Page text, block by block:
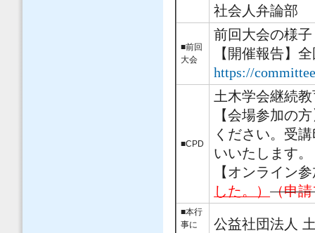
社会人弁論部
■前回
大会
前回大会の様子
【開催報告】
https://
■CPD
土木学会継続
【会場参加の
ください。受
いいたします。
【オンライン
した。）（申
■本行
事に
公益社団法人